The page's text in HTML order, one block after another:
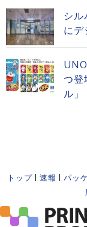
シ
にデ
つ
ル
トップ 速報 パッ